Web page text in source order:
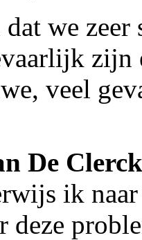
we
zijn
veel
De Clerck
ik
deze